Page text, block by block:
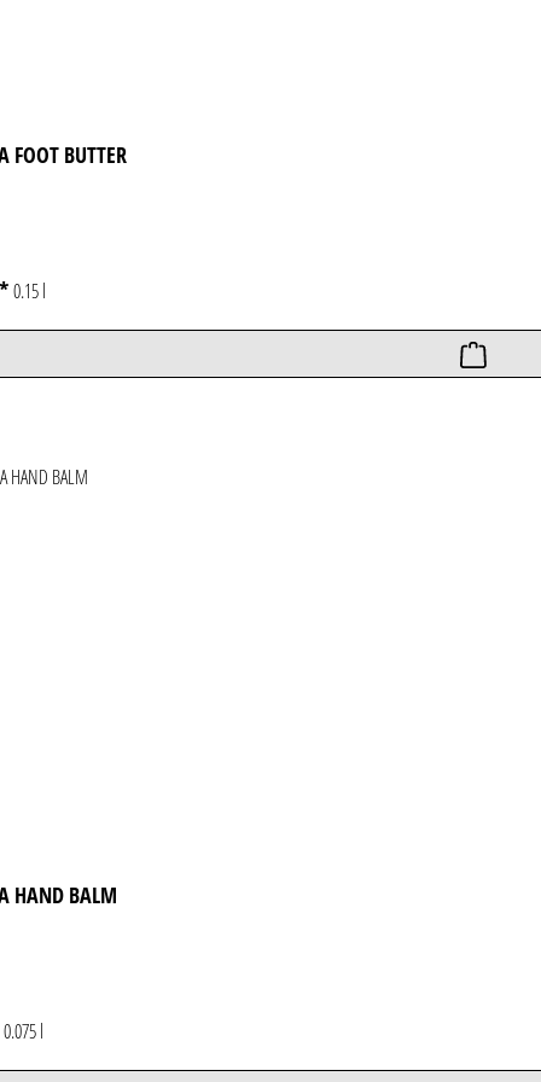
FOOT BUTTER
0.15 l
HAND BALM
0.075 l